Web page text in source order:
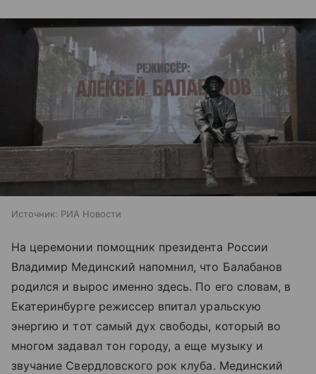
Источник: РИА Новости
На церемонии помощник президента России
Владимир Мединский напомнил, что Балабанов
родился и вырос именно здесь. По его словам, в
Екатеринбурге режиссер впитал уральскую
энергию и тот самый дух свободы, который во
многом задавал тон городу, а еще музыку и
звучание Свердловского рок клуба. Мединский